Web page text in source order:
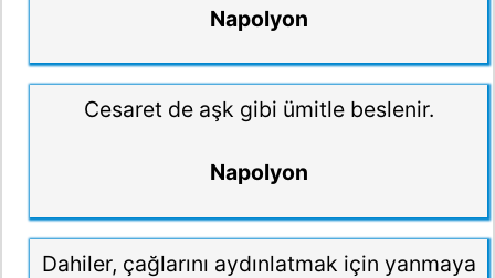
Napolyon
Cesaret de aşk gibi ümitle beslenir.
Napolyon
Dahiler, çağlarını aydınlatmak için yanmaya